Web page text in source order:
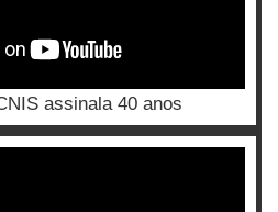
assinala 40 anos